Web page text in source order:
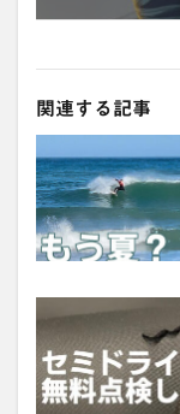
関連する記事